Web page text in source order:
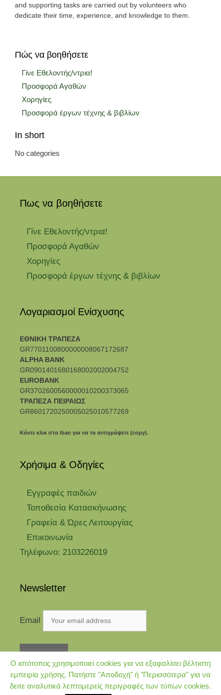
and supporting tasks are carried out by volunteers who
dedicate their time, experience, and knowledge to them.
Πώς να βοηθήσετε
Γίνε Εθελοντής/ντρια!
Προσφορά Αγαθών
Χορηγίες
Προσφορά έργων τέχνης & βιβλίων
In short
No categories
Πως να βοηθήσετε
Γίνε Εθελοντής/ντρια!
Προσφορά Αγαθών
Χορηγίες
Προσφορά έργων τέχνης & βιβλίων
Λογαριασμοί Ενίσχυσης
ΕΘΝΙΚΗ ΤΡΑΠΕΖΑ
GR7701100800000008067172687
ALPHA BANK
GR0901401680168002002004752
EUROBANK
GR3702600560000010200373065
ΤΡΑΠΕΖΑ ΠΕΙΡΑΙΩΣ
GR8601720250005025010577269
Κάντε κλικ στα iban για να τα αντιγράψετε (copy).
Χρήσιμα & Οδηγίες
Eγγραφές παιδιών
Τοποθεσία Κατασκήνωσης
Γραφεία & Ώρες Λειτουργίας
Επικοινωνία
Τηλέφωνο: 2103226019
Newsletter
Email
Ο ιστότοπος χρησιμοποιεί cookies για να εξαφαλίσει βέλτιστη
εμπειρία χρήσης. Πατήστε "Αποδοχή" ή "Περισσότερα" για να
δειτε αναλυτικά λεπτομερείς περιγραφές των τύπων cookies.